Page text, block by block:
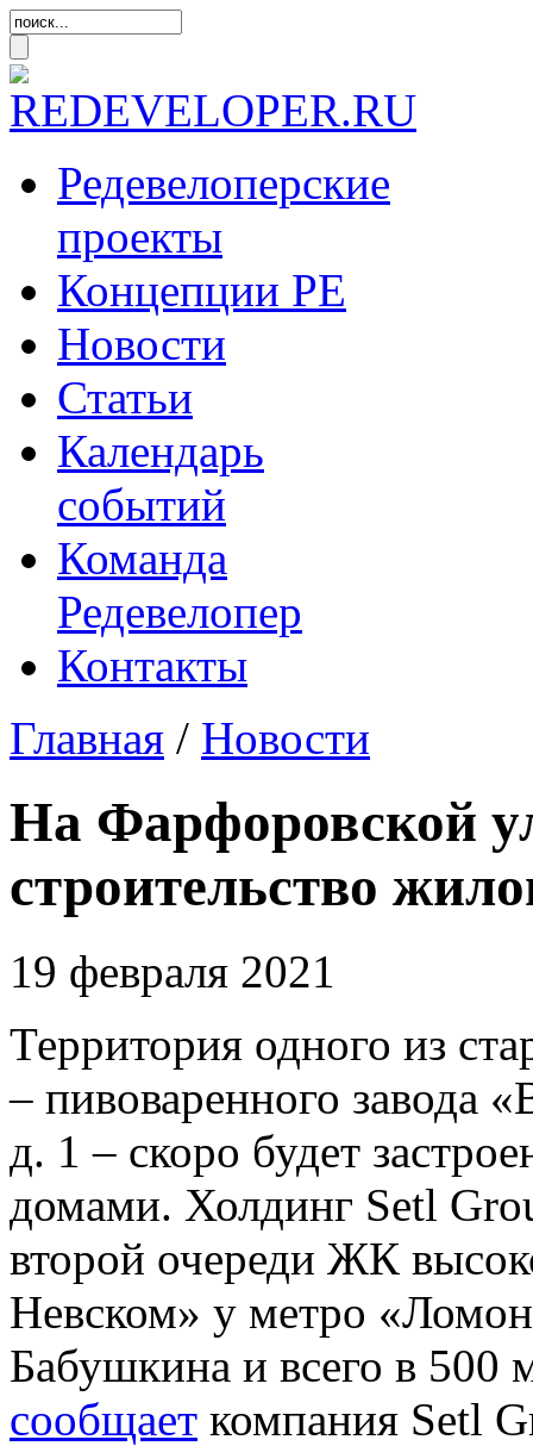
Редевелоперские
проекты
Концепции РЕ
Новости
Статьи
Календарь
событий
Команда
Редевелопер
Контакты
Главная / Новости
На Фарфоровской
строительство
19 февраля 2021
Территория одного из
– пивоваренного завода
д. 1 – скоро будет
домами. Холдинг Setl
второй очереди ЖК
Невском» у метро
Бабушкина и всего в 500
сообщает компания Setl